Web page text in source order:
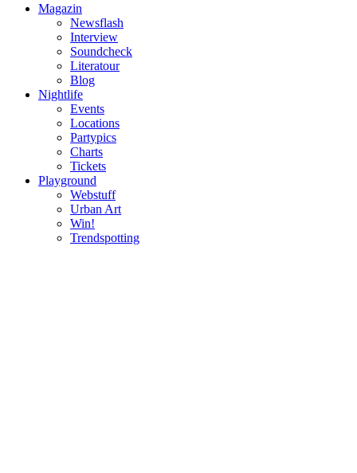
Magazin
Newsflash
Interview
Soundcheck
Literatour
Blog
Nightlife
Events
Locations
Partypics
Charts
Tickets
Playground
Webstuff
Urban Art
Win!
Trendspotting